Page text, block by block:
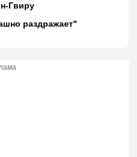
Гвиру
раздражает"